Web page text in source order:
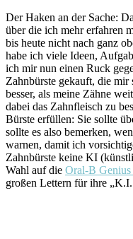
Der Haken an der Sache:
über die ich mehr erfahren
bis heute nicht nach ganz
habe ich viele Ideen,
ich mir nun einen Ruck
Zahnbürste gekauft, die
besser, als meine Zähne
dabei das Zahnfleisch zu
Bürste erfüllen: Sie sollte
sollte es also bemerken,
warnen, damit ich
Zahnbürste keine KI
Wahl auf die Oral-B
großen Lettern für ihre